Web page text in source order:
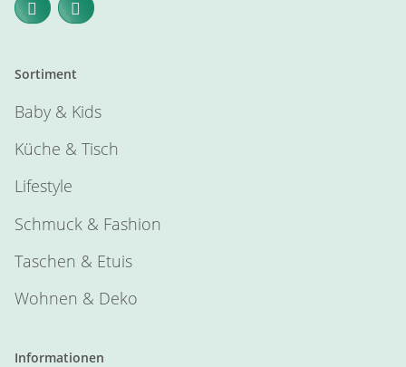
Sortiment
Baby & Kids
Küche & Tisch
Lifestyle
Schmuck & Fashion
Taschen & Etuis
Wohnen & Deko
Informationen